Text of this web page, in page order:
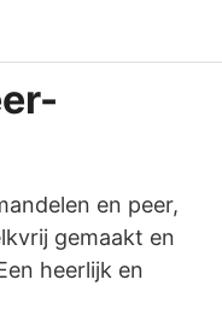
en peer,
gemaakt en
heerlijk en